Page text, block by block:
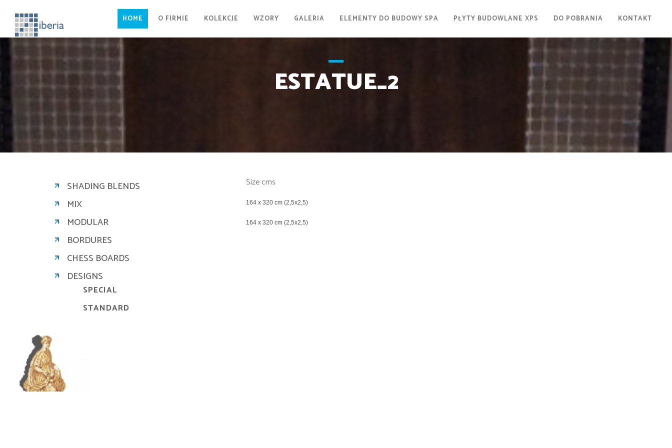
HOME O FIRMIE KOLEKCJE WZORY GALERIA ELEMENTY DO BUDOWY SPA PŁYTY BUDOWLANE XPS DO POBRANIA KONTAKT
ESTATUE_2
SHADING BLENDS
MIX
MODULAR
BORDURES
CHESS BOARDS
DESIGNS
SPECIAL
STANDARD
Size cms
164 x 320 cm (2,5x2,5)
164 x 320 cm (2,5x2,5)